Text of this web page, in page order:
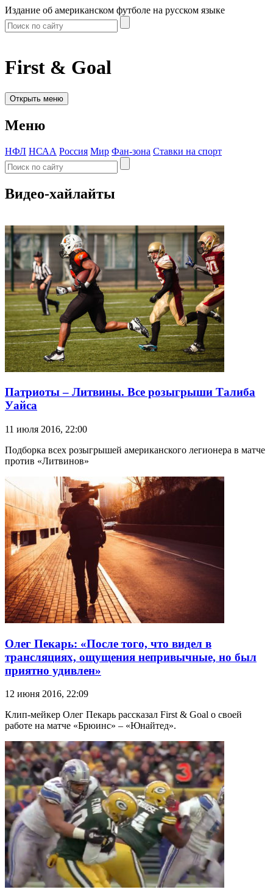
Издание об американском футболе на русском языке
First & Goal
Открыть меню
Меню
НФЛ НСАА Россия Мир Фан-зона Ставки на спорт
Видео-хайлайты
Патриоты – Литвины. Все розыгрыши Талиба
Уайса
11 июля 2016, 22:00
Подборка всех розыгрышей американского легионера в матче
против «Литвинов»
Олег Пекарь: «После того, что видел в
трансляциях, ощущения непривычные, но был
приятно удивлен»
12 июня 2016, 22:09
Клип-мейкер Олег Пекарь рассказал First & Goal о своей
работе на матче «Брюинс» – «Юнайтед».